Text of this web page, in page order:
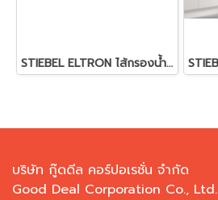
STIEBEL ELTRON ไส้กรองน้ำ รุ่น Flow Cartridge สีขาว (1กล่อง=2ชิ้น)
บริษัท กู๊ดดีล คอร์ปอเรชั่น จำกัด
Good Deal Corporation Co., Ltd.